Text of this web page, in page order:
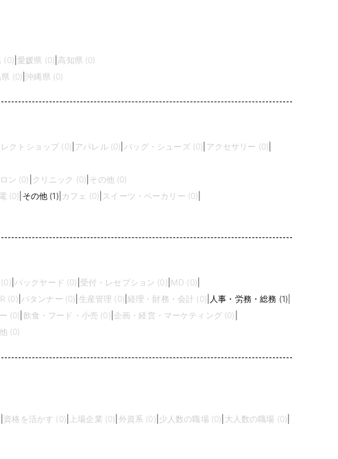
(0) |愛媛県 (0) 高知県 (0)
県 (0) |沖縄県 (0)
クトショップ (0) アパレル (0) バッグ・シューズ (0) アクセサリー (0)
ン (0) クリニック (0) その他 (0)
(0) その他 (1) カフェ (0) スイーツ・ベーカリー (0)
バックヤード (0) 受付・レセプション (0) MD (0)
(0) パタンナー (0) 生産管理 (0) |経理・財務・会計 (0) 人事・労務・総務 (1)
(0) 飲食・フード・小売 (0) 企画・経営・マーケティング (0)
(0)
資格を活かす (0) 上場企業 (0) 外資系 (0) 少人数の職場 (0) 大人数の職場 (0)